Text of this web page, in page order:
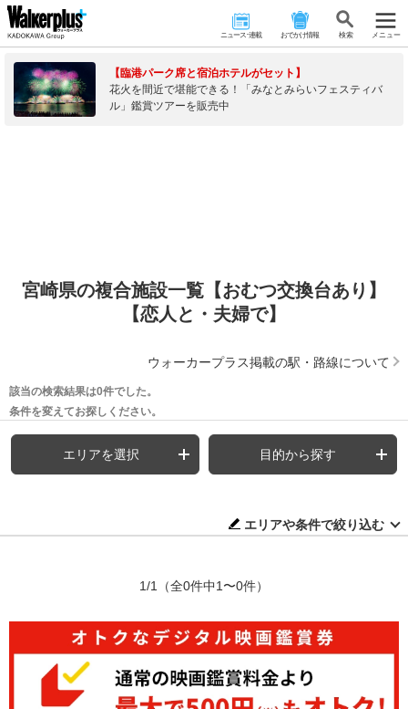
ニュース･連載 おでかけ情報 検 索 メニュー
【臨港パーク席と宿泊ホテルがセット】
花火を間近で堪能できる！「みなとみらいフェスティバ
ル」鑑賞ツアーを販売中
宮崎県の複合施設一覧【おむつ交換台あり】
【恋人と・夫婦で】
ウォーカープラス掲載の駅・路線について
該当の検索結果は0件でした。
条件を変えてお探しください。
エリアを選択 目的から探す
エリアや条件で絞り込む
1/1 （全0件中1〜0件）